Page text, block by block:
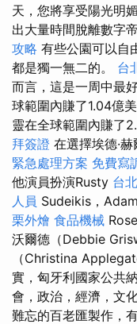
天，您將享受陽光明
出大量時間脫離數字
攻略 有些公園可以自
都是獨一無二的。 台
而言，這是一周中最
球範圍內賺了1.04億
靈在全球範圍內賺了
拜簽證 在選擇埃德·
緊急處理方案 免費寫
他演員扮演Rusty 台
人員 Sudeikis，Adam
栗外燴 食品機械
沃爾德（Debbie
（Christina
實，匈牙利國家公共
會，政治，經濟，文
難忘的百老匯製作，